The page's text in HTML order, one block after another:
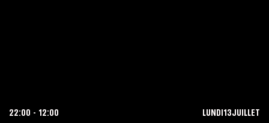
22:00 - 12:00 LUNDI 13JUILLET